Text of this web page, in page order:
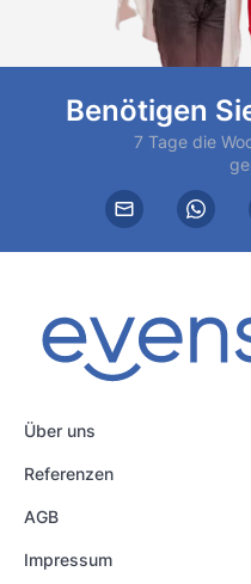
Benötigen
7 Tage die
Über uns
Referenzen
AGB
Impressum